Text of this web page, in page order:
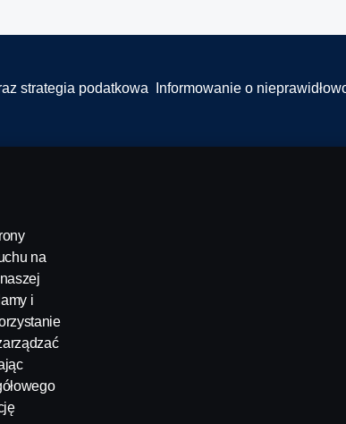
strategia podatkowa Informowanie o
05-830 Nadarzyn, Polska Tel: +48 22 356 01 00
na
i